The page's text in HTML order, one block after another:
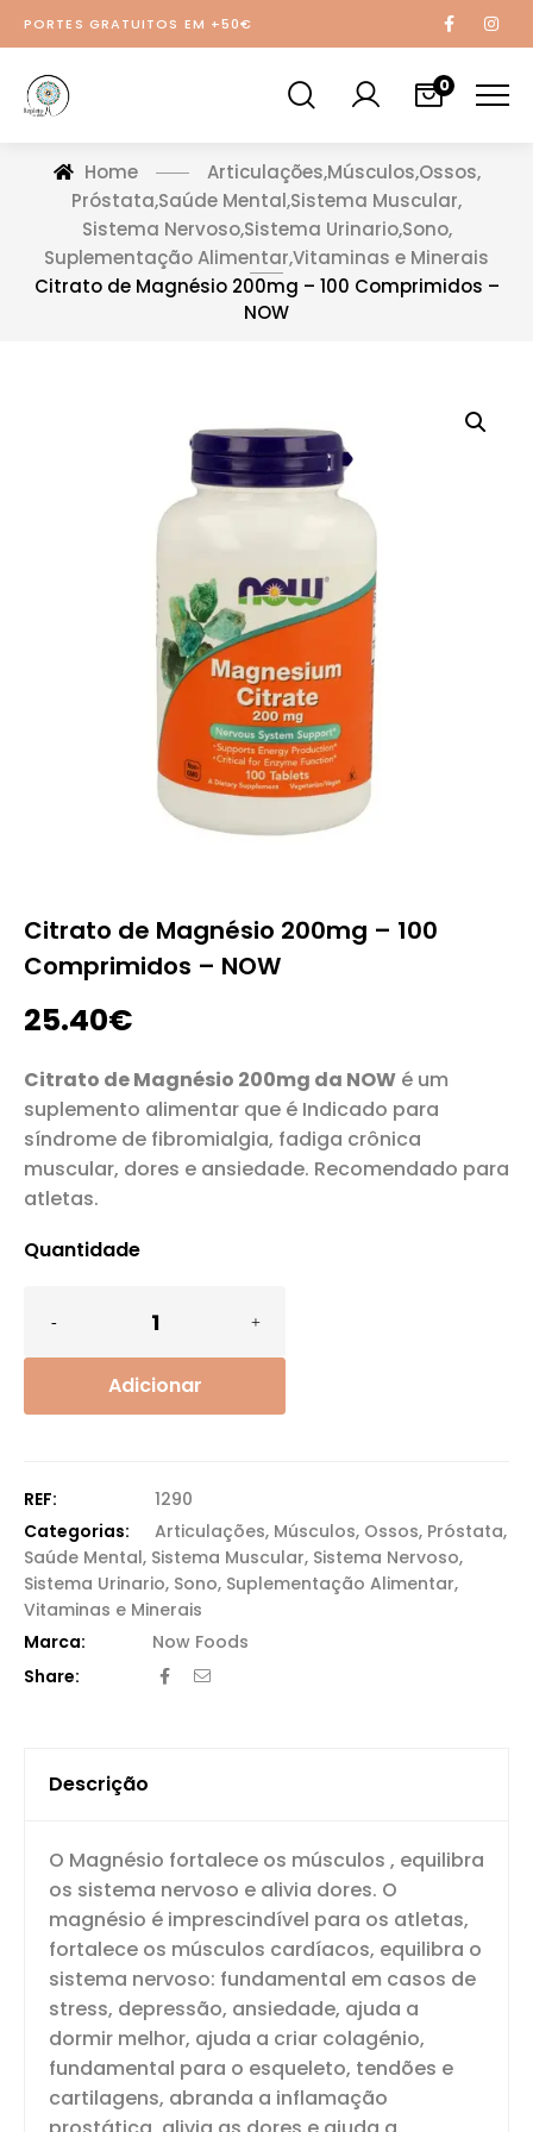
PORTES GRATUITOS EM +50€
0
Home Articulações,Músculos,Ossos,
Próstata,Saúde Mental,Sistema Muscular,
Sistema Nervoso,Sistema Urinario,Sono,
Suplementação Alimentar,Vitaminas e Minerais
Citrato de Magnésio 200mg – 100 Comprimidos –
NOW
Citrato de Magnésio 200mg – 100
Comprimidos – NOW
25.40€
Citrato de Magnésio 200mg da NOW é um
suplemento alimentar que é Indicado para
síndrome de fibromialgia, fadiga crônica
muscular, dores e ansiedade. Recomendado para
atletas.
Quantidade
Adicionar
REF:
1290
Categorias:
Articulações, Músculos, Ossos, Próstata,
Saúde Mental, Sistema Muscular, Sistema Nervoso,
Sistema Urinario, Sono, Suplementação Alimentar,
Vitaminas e Minerais
Now Foods
Share:
Descrição
O Magnésio fortalece os músculos , equilibra
os sistema nervoso e alivia dores. O
magnésio é imprescindível para os atletas,
fortalece os músculos cardíacos, equilibra o
sistema nervoso: fundamental em casos de
stress, depressão, ansiedade, ajuda a
dormir melhor, ajuda a criar colagénio,
fundamental para o esqueleto, tendões e
cartilagens, abranda a inflamação